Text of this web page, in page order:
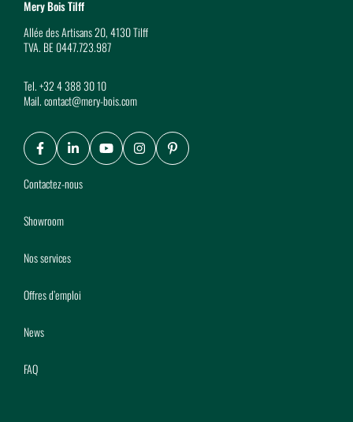
Mery Bois Tilff
Allée des Artisans 20, 4130 Tilff
TVA. BE 0447.723.987
Tel.+32 4 388 30 10
Mail.contact@mery-bois.com
Facebook
LinkedIn
YoutubeInstagram
Pinterest
Contactez-nous
Showroom
Nos services
Offres d’emploi
News
FAQ